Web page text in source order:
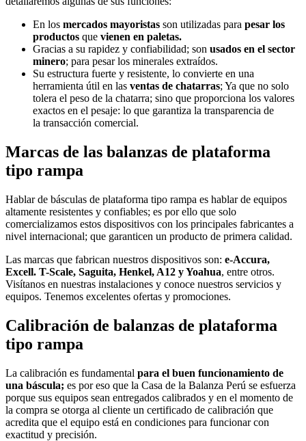
En los mercados mayoristas son utilizadas para pesar los
productos que vienen en paletas.
Gracias a su rapidez y confiabilidad; son usados en el sector
minero; para pesar los minerales extraídos.
Su estructura fuerte y resistente, lo convierte en una
herramienta útil en las ventas de chatarras; Ya que no solo
tolera el peso de la chatarra; sino que proporciona los valores
exactos en el pesaje: lo que garantiza la transparencia de
la transacción comercial.
Marcas de las balanzas de plataforma
tipo rampa
Hablar de básculas de plataforma tipo rampa es hablar de equipos
altamente resistentes y confiables; es por ello que solo
comercializamos estos dispositivos con los principales fabricantes a
nivel internacional; que garanticen un producto de primera calidad.
Las marcas que fabrican nuestros dispositivos son: e-Accura,
Excell. T-Scale, Saguita, Henkel, A12 y Yoahua, entre otros.
Visítanos en nuestras instalaciones y conoce nuestros servicios y
equipos. Tenemos excelentes ofertas y promociones.
Calibración de balanzas de plataforma
tipo rampa
La calibración es fundamental para el buen funcionamiento de
una báscula; es por eso que la Casa de la Balanza Perú se esfuerza
porque sus equipos sean entregados calibrados y en el momento de
la compra se otorga al cliente un certificado de calibración que
acredita que el equipo está en condiciones para funcionar con
exactitud y precisión.